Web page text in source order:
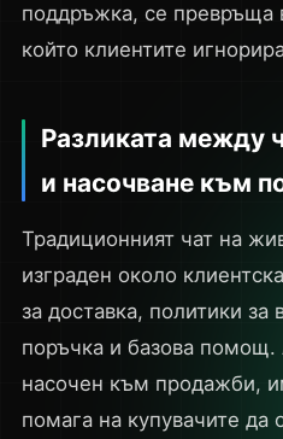
поддръжка, се превръща
който клиентите
Разликата между
и насочване към
Традиционният чат на
изграден около
за доставка, политики за
поръчка и базова помощ.
насочен към продажби,
помага на купувачите да